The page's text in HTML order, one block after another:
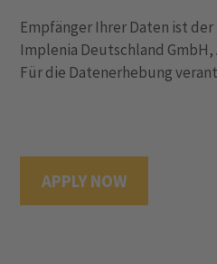
Empfänger Ihrer Daten ist
Implenia Deutschland GmbH,
Für die Datenerhebung
APPLY NOW